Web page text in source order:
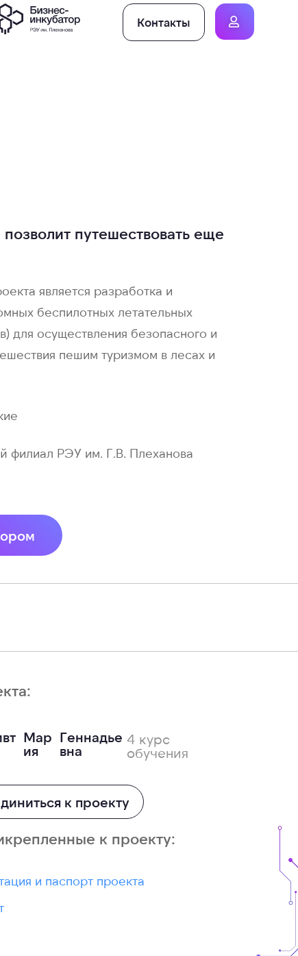
Контакты
путешествовать еще
является разработка и
беспилотных летательных
для осуществления безопасного и
пешим туризмом в лесах и
филиал РЭУ им. Г.В. Плеханова
Мар
ия
Геннадье
вна
4 курс
обучения
к проекту
к проекту:
и паспорт проекта